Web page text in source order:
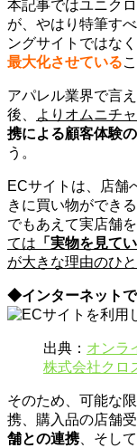
本記事ではユニク
が、やはり特筆す
ングサイトではなく
最大化させている
アパレル業界で言
後、
よりオムニチ
携による顧客体験
う。
ECサイトは、店舗
きに買い物ができ
でもあえて実店舗
ては 「実物を見て
が大きな理由のひ
◆インターネット
出典： オンラ
株式会社クロ
そのため、可能な限
携、購入品の店舗
舗との連携、そして